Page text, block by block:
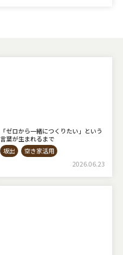
「ゼロから一緒につくりたい」という
言葉が生まれるまで
坂出
空き家活用
2026.06.23